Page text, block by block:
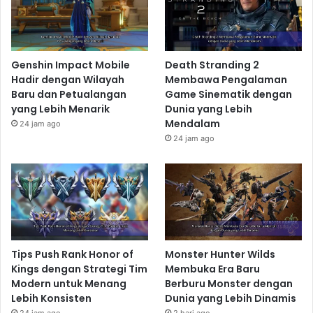
Sekutu. Keberaniannya menginspirasi sekutu dan
memecah semangat musuh.
Black Panther: Raja
Wakanda yang Tangguh
Sementara itu, di benua Afrika, T'Challa, Pangeran
Wakanda, sedang berjuang untuk melindungi
kerajaannya yang kaya akan sumber daya Vibranium.
yang bijaksana dan seorang pejuang yang terampil.
Wakanda, meskipun terisolasi dari dunia luar, tidak
luput dari dampak Perang Dunia II. Ancaman dari
kekuatan Axis memaksa T'Challa untuk
mempertimbangkan intervensi langsung dalam konflik
global, meskipun ia harus menjaga rahasia teknologi
dan sumber daya Wakanda.
Wakanda dan Perang Dunia II:
Genshin Impact Mobile
Hadir dengan Wilayah
Baru dan Petualangan
yang Lebih Menarik
24 jam ago
Death Stranding 2
Membawa Pengalaman
Game Sinematik dengan
Dunia yang Lebih
Mendalam
24 jam ago
Tips Push Rank Honor of
Kings dengan Strategi Tim
Modern untuk Menang
Lebih Konsisten
Monster Hunter Wilds
Membuka Era Baru
Berburu Monster dengan
Dunia yang Lebih Dinamis